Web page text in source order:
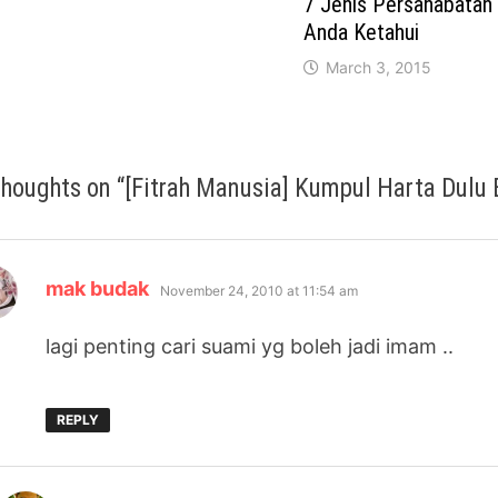
Anda Ketahui
March 3, 2015
on “ [Fitrah Manusia] Kumpul Harta Dulu
mak budak says:
November 24, 2010 at 11:54 am
lagi penting cari suami yg boleh jadi imam ..
REPLY